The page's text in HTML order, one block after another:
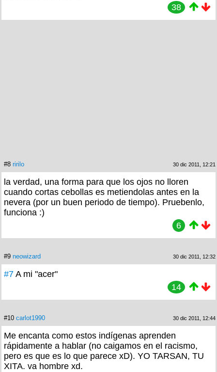
38
#8 ririlo 30 dic 2011, 12:21
la verdad, una forma para que los ojos no lloren
cuando cortas cebollas es metiendolas antes en la
nevera (por un buen periodo de tiempo). Pruebenlo,
funciona :)
6
#9 neowizard 30 dic 2011, 12:32
#7 A mi "acer"
14
#10 carlot1990 30 dic 2011, 12:44
Me encanta como estos indígenas aprenden
rápidamente a hablar (no caigamos en el racismo,
pero es que es lo que parece xD). YO TARSAN, TU
XITA. va hombre xd.